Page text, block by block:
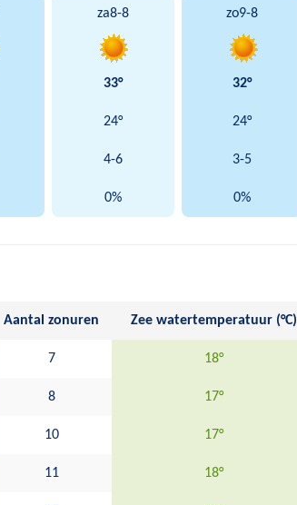
za8-8 zo9-8
33° 32°
24° 24°
4-6 3-5
0% 0%
Aantal zonuren Zee watertemperatuur (°C)
7 18°
8 17°
10 17°
11 18°